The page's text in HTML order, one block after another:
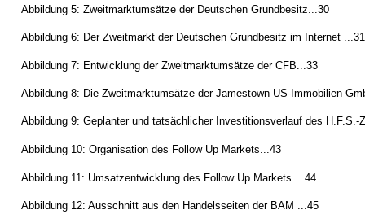
Abbildung 5: Zweitmarktumsätze der Deutschen Grundbesitz...30
Abbildung 6: Der Zweitmarkt der Deutschen Grundbesitz im Internet ...31
Abbildung 7: Entwicklung der Zweitmarktumsätze der CFB...33
Abbildung 8: Die Zweitmarktumsätze der Jamestown US-Immobilien
Abbildung 9: Geplanter und tatsächlicher Investitionsverlauf des H.F.S.-
Abbildung 10: Organisation des Follow Up Markets...43
Abbildung 11: Umsatzentwicklung des Follow Up Markets ...44
Abbildung 12: Ausschnitt aus den Handelsseiten der BAM ...45